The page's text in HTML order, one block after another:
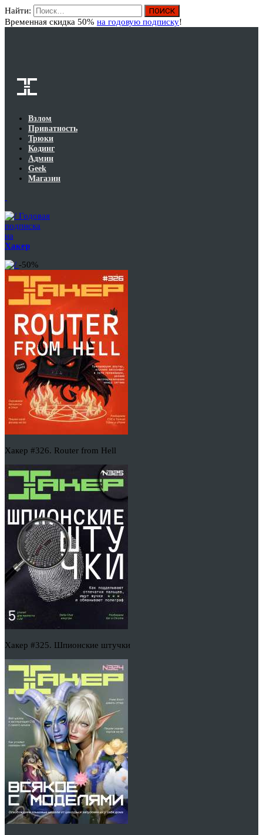
Найти:
Временная скидка 50% на годовую подписку!
Взлом
Приватность
Трюки
Кодинг
Админ
Geek
Магазин
Годовая
подписка
на
Хакер
-50%
Хакер #326. Router from Hell
Хакер #325. Шпионские штучки